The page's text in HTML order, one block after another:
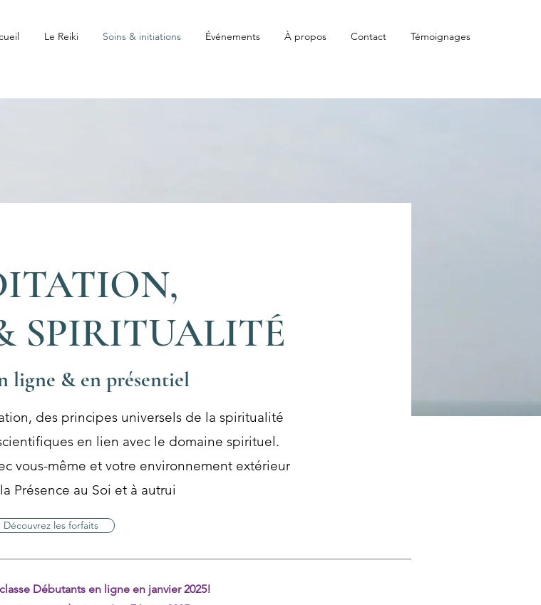
Le Reiki Soins & initiations Événements À propos Contact Témoignages
SPIRITUALITÉ
ligne & en présentiel
des principes universels de la spiritualité
en lien avec le domaine spirituel.
vous-même et votre environnement extérieur
Présence au Soi et à autrui
Découvrez les forfaits
Débutants en ligne en janvier 2025!